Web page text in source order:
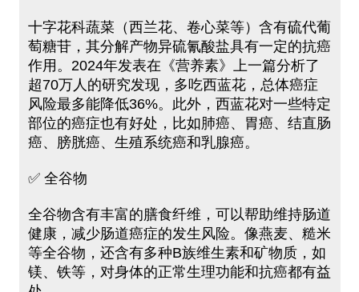
十字花科蔬菜（西兰花、卷心菜等）含有硫代葡
萄糖苷，其分解产物异硫氰酸盐具有一定的抗癌
作用。2024年发表在《营养素》上一篇分析了
超70万人的研究发现，多吃西蓝花，总体癌症
风险最多能降低36%。此外，西蓝花对一些特定
部位的癌症也有好处，比如肺癌、胃癌、结直肠
癌、膀胱癌、生殖系统癌和乳腺癌。
✅ 全谷物
全谷物含有丰富的膳食纤维，可以帮助维持肠道
健康，减少肠道癌症的发生风险。像燕麦、糙米
等全谷物，还含有多种B族维生素和矿物质，如
镁、铁等，对身体的正常生理功能和抗癌都有益